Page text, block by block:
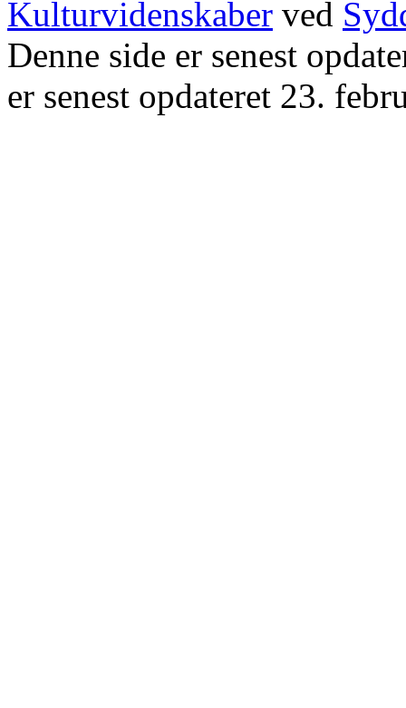
Kulturvidenskaber ved
Denne side er senest
er senest opdateret 23.